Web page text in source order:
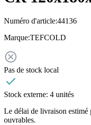
Numéro d'article:44136
Marque:TEFCOLD
Pas de stock local
Stock externe: 4 unités
Le délai de livraison
ouvrables.